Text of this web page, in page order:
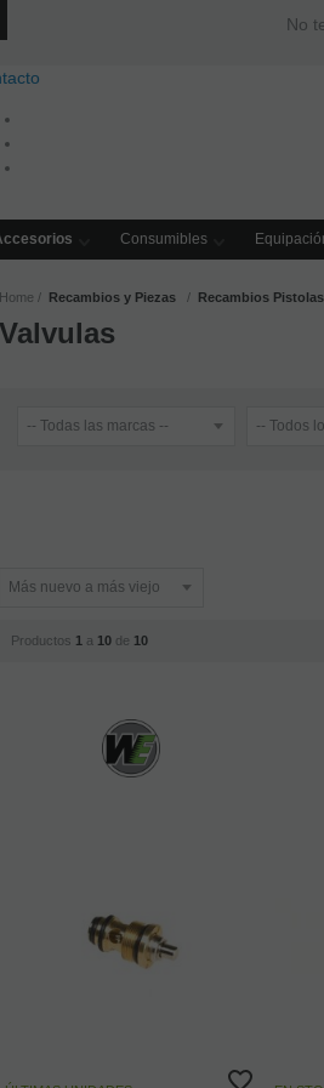
a
Consumibles
Home Recambios y Piezas Recambios
Valvulas
Productos 1 a 10 de 10